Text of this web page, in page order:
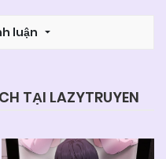
luận
TẠI LAZYTRUYEN